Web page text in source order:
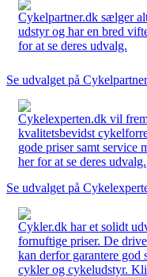
Cykelpartner.dk sælger
udstyr og har en bred
for at se deres udvalg.
Se udvalget på
Cykelexperten.dk vil
kvalitetsbevidst
gode priser samt service
her for at se deres udvalg.
Se udvalget på
Cykler.dk har et solidt
fornuftige priser. De
kan derfor garantere
cykler og cykeludstyr.